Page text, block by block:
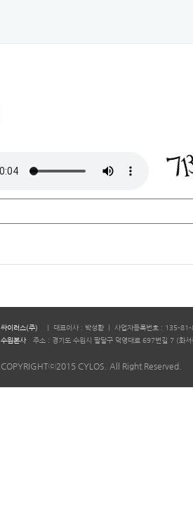
싸이러스(주)
ㅣ 대표이사 : 박성환 ㅣ 사업자등록번호 : 135-
수원본사
주소 : 경기도 수원시 팔달구 덕영대로 697번길 7 (
COPYRIGHTⓒ2015 CYLOS. All Right Reserved.